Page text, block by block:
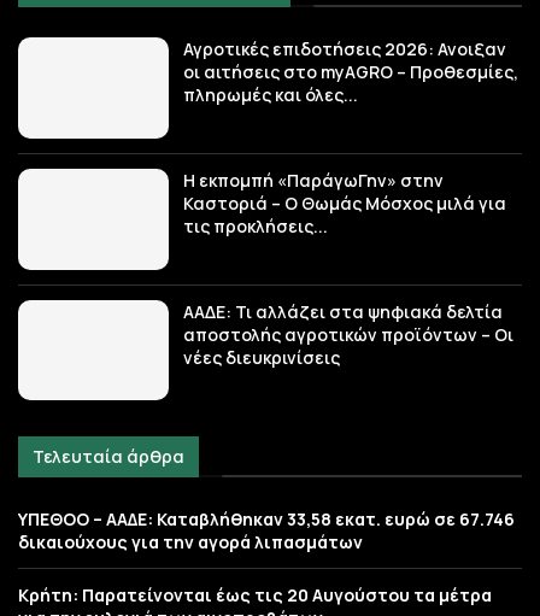
Αγροτικές επιδοτήσεις 2026: Ανοιξαν
οι αιτήσεις στο myAGRO – Προθεσμίες,
πληρωμές και όλες...
Η εκπομπή «ΠαράγωΓην» στην
Καστοριά – Ο Θωμάς Μόσχος μιλά για
τις προκλήσεις...
ΑΑΔΕ: Τι αλλάζει στα ψηφιακά δελτία
αποστολής αγροτικών προϊόντων – Οι
νέες διευκρινίσεις
Τελευταία άρθρα
ΥΠΕΘΟΟ – ΑΑΔΕ: Καταβλήθηκαν 33,58 εκατ. ευρώ σε 67.746
δικαιούχους για την αγορά λιπασμάτων
Κρήτη: Παρατείνονται έως τις 20 Αυγούστου τα μέτρα